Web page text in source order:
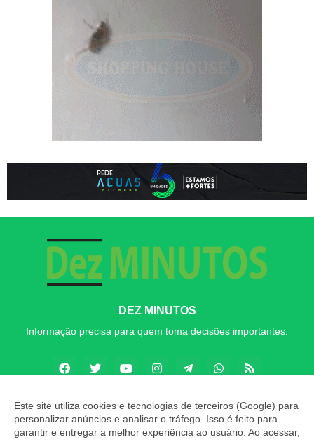
DEZ MINUTOS
Informação precisa para quem toma decisões importantes.
Copyright ©2026Dez MINUTOS
Este site utiliza cookies e tecnologias de terceiros (Google) para
personalizar anúncios e analisar o tráfego. Isso é feito para
garantir e entregar a melhor experiência ao usuário. Ao acessar,